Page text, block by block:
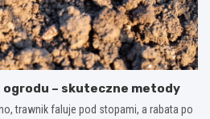
ogrodu – skuteczne metody
trawnik faluje pod stopami, a rabata po